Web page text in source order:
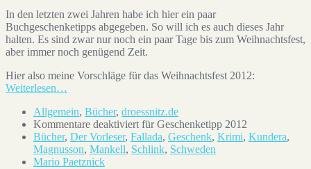
In den letzten zwei Jahren habe ich hier ein paar
Buchgeschenketipps abgegeben. So will ich es auch dieses Jahr
halten. Es sind zwar nur noch ein paar Tage bis zum Weihnachtsfest,
aber immer noch genügend Zeit.
Hier also meine Vorschläge für das Weihnachtsfest 2012:
Weiterlesen…
Allgemein, Bücher, droessnitz.de
Kommentare deaktiviert für Geschenketipp 2012
Bücher, Der Vorleser, Fallada, Geschenk, Krimi, Kundera,
Magnusson, Mankell, Schlink, Schweden
Mario Paetznick